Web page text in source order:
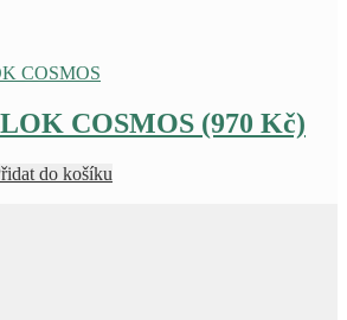
COSMOS (970 Kč)
do košíku